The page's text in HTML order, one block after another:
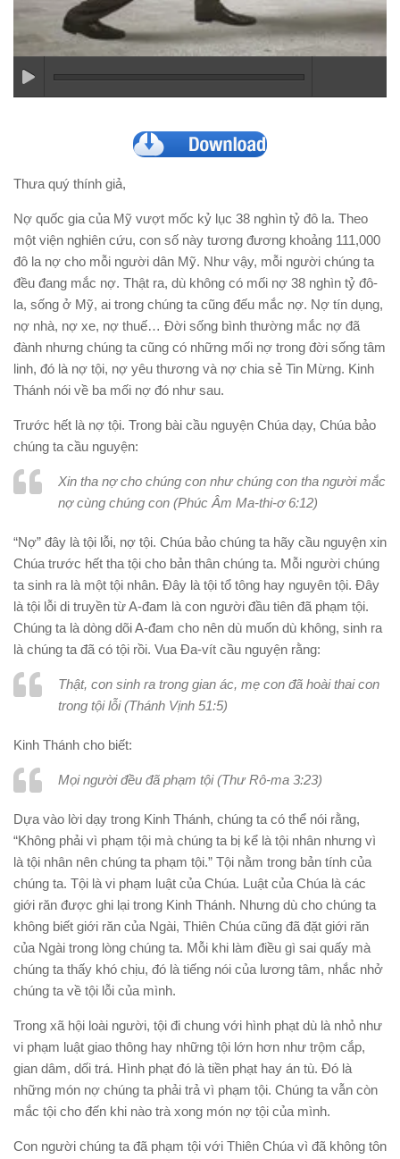
Thưa quý thính giả,
Nợ quốc gia của Mỹ vượt mốc kỷ lục 38 nghìn tỷ đô la. Theo
một viện nghiên cứu, con số này tương đương khoảng 111,000
đô la nợ cho mỗi người dân Mỹ. Như vậy, mỗi người chúng ta
đều đang mắc nợ. Thật ra, dù không có mối nợ 38 nghìn tỷ đô-
la, sống ở Mỹ, ai trong chúng ta cũng đếu mắc nợ. Nợ tín dụng,
nợ nhà, nợ xe, nợ thuế… Đời sống bình thường mắc nợ đã
đành nhưng chúng ta cũng có những mối nợ trong đời sống tâm
linh, đó là nợ tội, nợ yêu thương và nợ chia sẻ Tin Mừng. Kinh
Thánh nói về ba mối nợ đó như sau.
Trước hết là nợ tội. Trong bài cầu nguyện Chúa dạy, Chúa bảo
chúng ta cầu nguyện:
Xin tha nợ cho chúng con như chúng con tha người mắc
nợ cùng chúng con (Phúc Âm Ma-thi-ơ 6:12)
“Nợ” đây là tội lỗi, nợ tội. Chúa bảo chúng ta hãy cầu nguyện xin
Chúa trước hết tha tội cho bản thân chúng ta. Mỗi người chúng
ta sinh ra là một tội nhân. Đây là tội tổ tông hay nguyên tội. Đây
là tội lỗi di truyền từ A-đam là con người đầu tiên đã phạm tội.
Chúng ta là dòng dõi A-đam cho nên dù muốn dù không, sinh ra
là chúng ta đã có tội rồi. Vua Đa-vít cầu nguyện rằng:
Thật, con sinh ra trong gian ác, mẹ con đã hoài thai con
trong tội lỗi (Thánh Vịnh 51:5)
Kinh Thánh cho biết:
Mọi người đều đã phạm tội (Thư Rô-ma 3:23)
Dựa vào lời dạy trong Kinh Thánh, chúng ta có thể nói rằng,
“Không phải vì phạm tội mà chúng ta bị kể là tội nhân nhưng vì
là tội nhân nên chúng ta phạm tội.” Tội nằm trong bản tính của
chúng ta. Tội là vi phạm luật của Chúa. Luật của Chúa là các
giới răn được ghi lại trong Kinh Thánh. Nhưng dù cho chúng ta
không biết giới răn của Ngài, Thiên Chúa cũng đã đặt giới răn
của Ngài trong lòng chúng ta. Mỗi khi làm điều gì sai quấy mà
chúng ta thấy khó chịu, đó là tiếng nói của lương tâm, nhắc nhở
chúng ta về tội lỗi của mình.
Trong xã hội loài người, tội đi chung với hình phạt dù là nhỏ như
vi phạm luật giao thông hay những tội lớn hơn như trộm cắp,
gian dâm, dối trá. Hình phạt đó là tiền phạt hay án tù. Đó là
những món nợ chúng ta phải trả vì phạm tội. Chúng ta vẫn còn
mắc tội cho đến khi nào trà xong món nợ tội của mình.
Con người chúng ta đã phạm tội với Thiên Chúa vì đã không tôn